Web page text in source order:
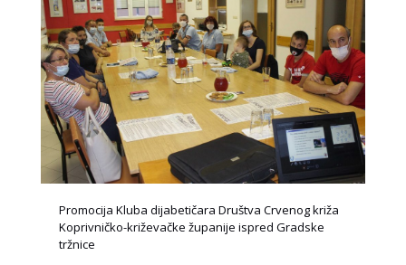
Promocija Kluba dijabetičara Društva Crvenog križa
Koprivničko-križevačke županije ispred Gradske
tržnice